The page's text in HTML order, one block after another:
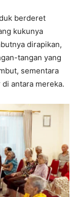
berderet
kukunya
dirapikan,
tangan yang
sementara
antara mereka.